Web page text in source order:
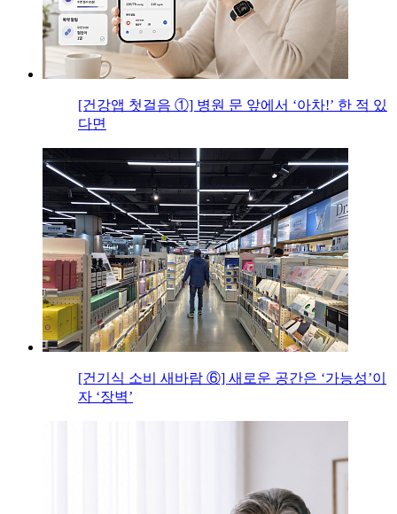
[건강앱 첫걸음 ①] 병원 문 앞에서 ‘아차!’ 한 적 있
다면
[건기식 소비 새바람 ⑥] 새로운 공간은 ‘가능성’이
자 ‘장벽’